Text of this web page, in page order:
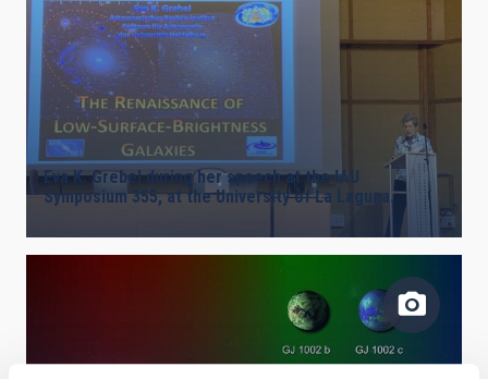
Eva K. Grebel during her speech at the IAU
Symposium 355, at the University of La Laguna.